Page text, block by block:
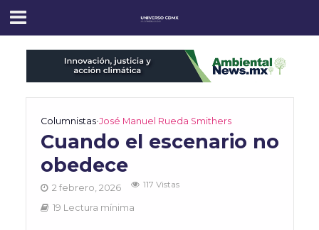
Columnistas•José Manuel Rueda Smithers
Cuando el escenario no
obedece
2 febrero, 2026 117 Vistas
19 Lectura mínima